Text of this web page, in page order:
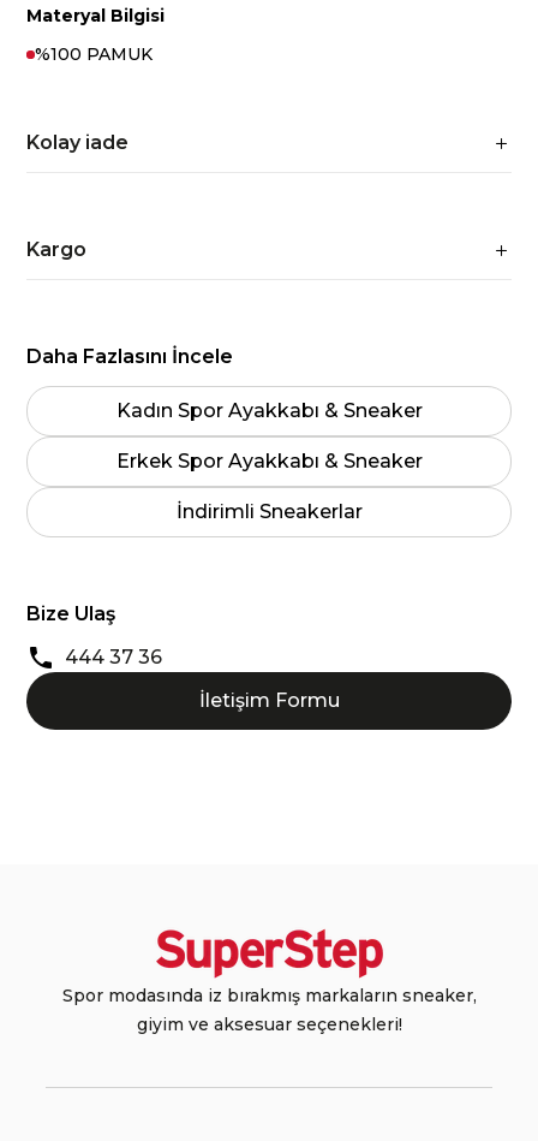
Materyal Bilgisi
%100 PAMUK
Kolay iade
Kargo
Daha Fazlasını İncele
Kadın Spor Ayakkabı & Sneaker
Erkek Spor Ayakkabı & Sneaker
İndirimli Sneakerlar
Bize Ulaş
444 37 36
İletişim Formu
Spor modasında iz bırakmış markaların sneaker,
giyim ve aksesuar seçenekleri!